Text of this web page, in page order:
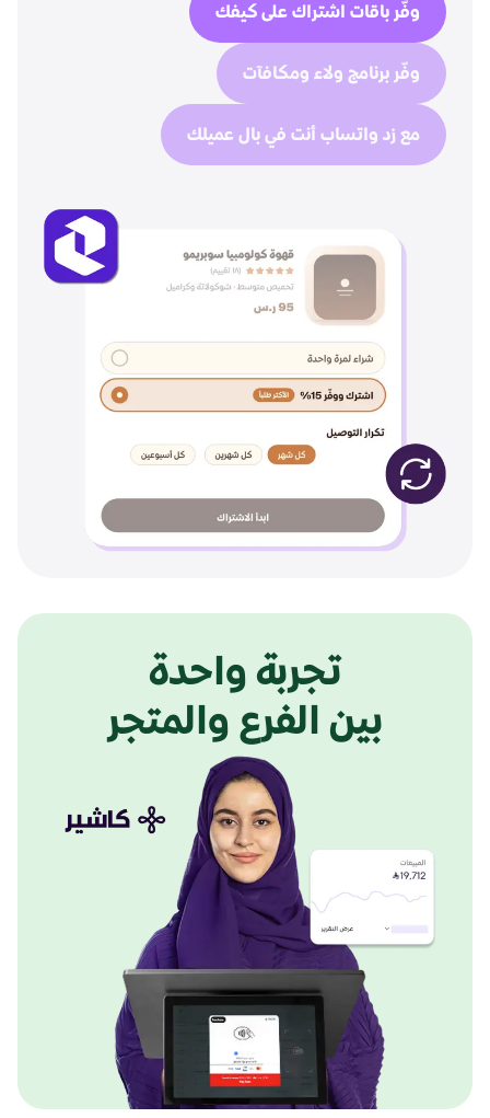
وفّر باقات اشتراك على كيفك
وفّر برنامج ولاء ومكافآت
مع زد واتساب أنت في بال عميلك
تجربة واحدة
بين الفرع والمتجر